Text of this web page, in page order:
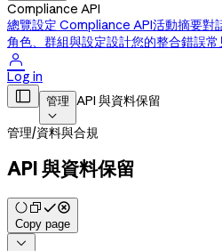
Compliance API
總覽設定 Compliance API活動摘要對
角色、群組與設定設計您的整合錯誤常

Log in
 管理

API 與資料保留
管理/資料與合規
API 與資料保留
Copy page
